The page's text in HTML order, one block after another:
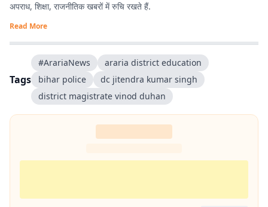
अपराध, शिक्षा, राजनीतिक खबरों में रुचि रखते हैं.
Read More
Tags
#ArariaNews
araria district education
bihar police
dc jitendra kumar singh
district magistrate vinod duhan